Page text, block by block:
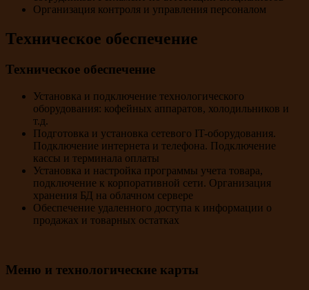
Организация контроля и управления персоналом
Техническое обеспечение
Техническое обеспечение
Установка и подключение технологического
оборудования: кофейных аппаратов, холодильников и
т.д.
Подготовка и установка сетевого IT-оборудования.
Подключение интернета и телефона. Подключение
кассы и терминала оплаты
Установка и настройка программы учета товара,
подключение к корпоративной сети. Организация
хранения БД на облачном сервере
Обеспечение удаленного доступа к информации о
продажах и товарных остатках
Меню и технологические карты